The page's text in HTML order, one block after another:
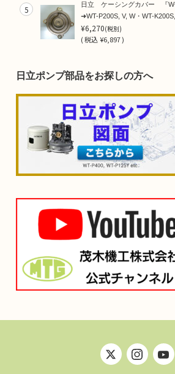
5
日立 ケーシングカバー 『
➜WT-P200S, V, W・WT-
¥6,270(税別)
(税込¥6,897 )
日立ポンプ部品をお探しの方へ